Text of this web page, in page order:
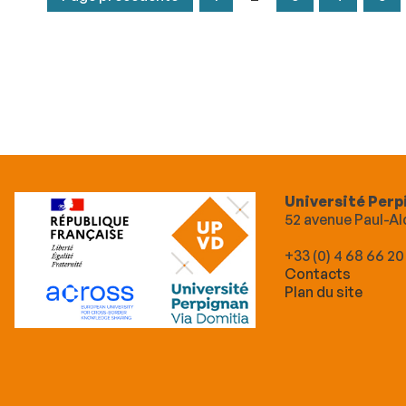
Université
52 avenue Paul-
+33 (0) 4 68 66
Contacts
Plan du site